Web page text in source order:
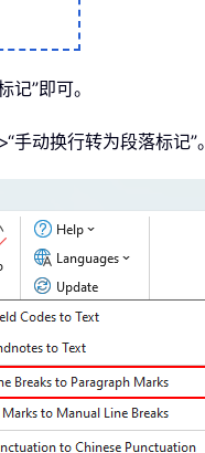
”即可。
手动换行转为段落标记”。